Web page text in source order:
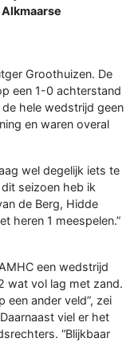
Groothuizen. De
een 1-0 achterstand
hele wedstrijd geen
en waren overal
wel degelijk iets te
seizoen heb ik
de Berg, Hidde
heren 1 meespelen.”
een wedstrijd
wat vol lag met zand.
een ander veld”, zei
viel er het
“Blijkbaar